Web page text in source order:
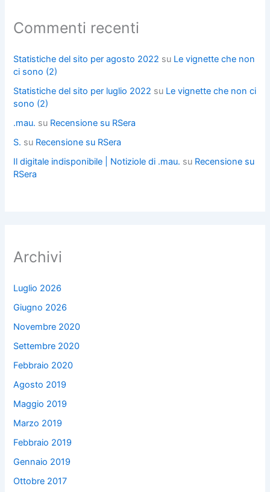
Commenti recenti
Statistiche del sito per agosto 2022 su Le vignette che non
ci sono (2)
Statistiche del sito per luglio 2022 su Le vignette che non ci
sono (2)
.mau. su Recensione su RSera
S. su Recensione su RSera
Il digitale indisponibile | Notiziole di .mau. su Recensione su
RSera
Archivi
Luglio 2026
Giugno 2026
Novembre 2020
Settembre 2020
Febbraio 2020
Agosto 2019
Maggio 2019
Marzo 2019
Febbraio 2019
Gennaio 2019
Ottobre 2017